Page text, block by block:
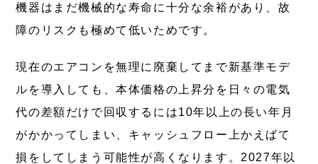
機器はまだ機械的な寿命に十分な余裕があり、故
障のリスクも極めて低いためです。
現在のエアコンを無理に廃棄してまで新基準モデ
ルを導入しても、本体価格の上昇分を日々の電気
代の差額だけで回収するには10年以上の長い年月
がかかってしまい、キャッシュフロー上かえばて
損をしてしまう可能性が高くなります。2027年以